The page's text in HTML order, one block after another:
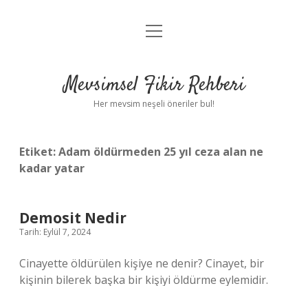
Anasayfa
Yasal Uyarı
menüyü
Mevsimsel Fikir Rehberi
Her mevsim neşeli öneriler bul!
Etiket:Adam öldürmeden 25 yıl ceza alan ne
kadar yatar
Demosit Nedir
Tarih: Eylül 7, 2024
Cinayette öldürülen kişiye ne denir? Cinayet, bir
kişinin bilerek başka bir kişiyi öldürme eylemidir.